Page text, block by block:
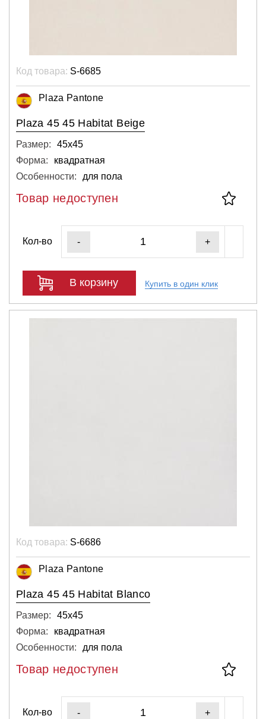
Код товара: S-6685
Plaza Pantone
Plaza 45 45 Habitat Beige
Размер:
45х45
Форма:
квадратная
Особенности:
для пола
Товар недоступен
Кол-во - +
В корзину Купить в один клик
Код товара: S-6686
Plaza Pantone
Plaza 45 45 Habitat Blanco
Размер:
45х45
Форма:
квадратная
Особенности:
для пола
Товар недоступен
Кол-во - +